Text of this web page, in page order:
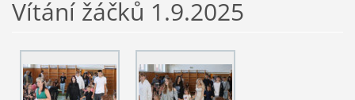
Vítání žáčků 1.9.2025